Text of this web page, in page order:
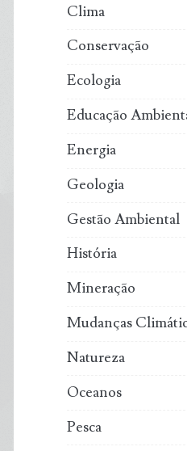
Clima
Conservação
Ecologia
Educação
Energia
Geologia
Gestão Ambiental
História
Mineração
Mudanças
Natureza
Oceanos
Pesca